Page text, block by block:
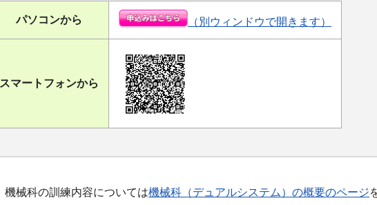
パソコンから （別ウィンドウで開きます）
スマートフォンから
機械科の訓練内容については機械科（デュアルシステム）の概要のページ